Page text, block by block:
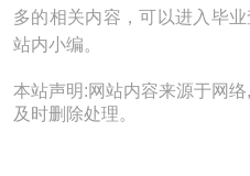
多的相关内容，可以进入毕
站内小编。
本站声明:网站内容来源于网
及时删除处理。